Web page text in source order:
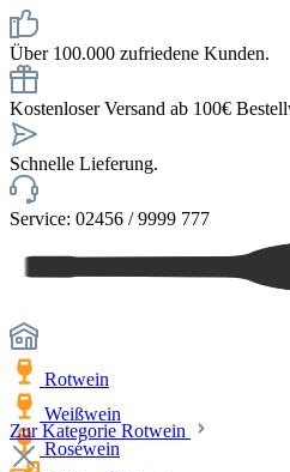
Über 100.000 zufriedene Kunden.
Kostenloser Versand ab 100€
Schnelle Lieferung.
Service: 02456 / 9999 777
Rotwein
Weißwein
Roséwein
Zur Kategorie Rotwein